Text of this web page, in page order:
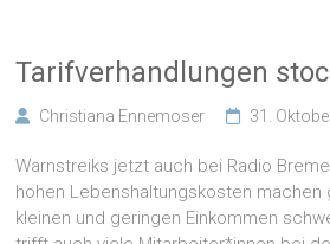
Tarifverhandlungen
Christiana Ennemoser 31.
Warnstreiks jetzt auch bei Radio
hohen Lebenshaltungskosten
kleinen und geringen Einkommen